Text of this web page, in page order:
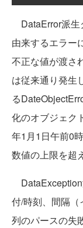
DataError派生
由来するエラー
不正な値が渡さ
は従来通り発生
る
化のオブジェク
年1月1日午前0
数値の上限を超
付/時刻、間隔
列のパースの失